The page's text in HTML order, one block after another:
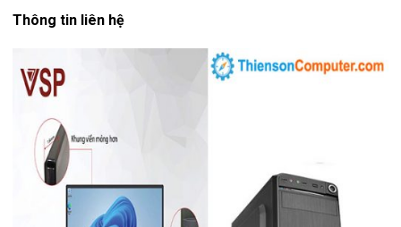
Thông tin liên hệ